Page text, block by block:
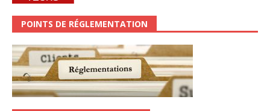
POINTS DE RÉGLEMENTATION